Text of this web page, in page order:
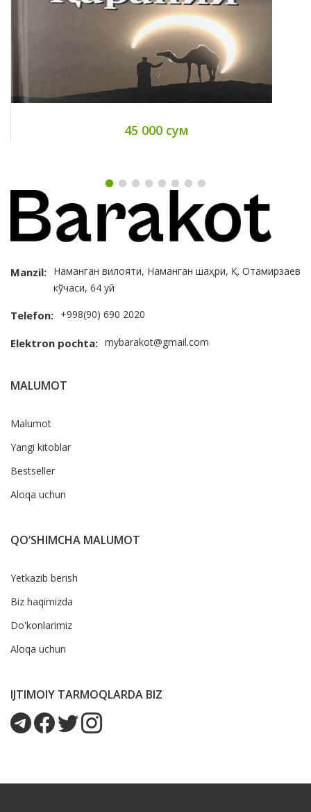
45 000 сум
Manzil: Наманган вилояти, Наманган шаҳри, Қ. Отамирзаев
кўчаси, 64 уй
Telefon: +998(90) 690 2020
Elektron pochta: mybarakot@gmail.com
MALUMOT
Malumot
Yangi kitoblar
Bestseller
Aloqa uchun
QO‘SHIMCHA MALUMOT
Yetkazib berish
Biz haqimizda
Do'konlarimiz
Aloqa uchun
IJTIMOIY TARMOQLARDA BIZ